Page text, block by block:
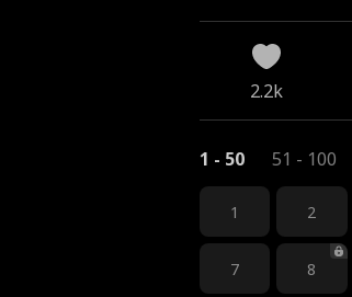
2.2k
1 - 50 51 - 100
1 2
7 8